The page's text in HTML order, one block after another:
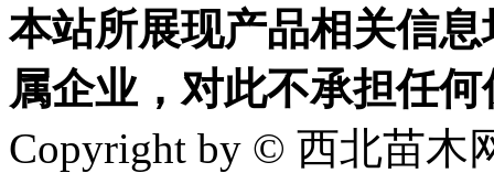
本站所展现产品相关信
属企业，对此不承担任
Copyright by © 西北苗木